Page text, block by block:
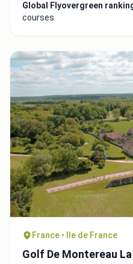
Global Flyovergreen
courses
France • Ile de France
Golf De Montereau